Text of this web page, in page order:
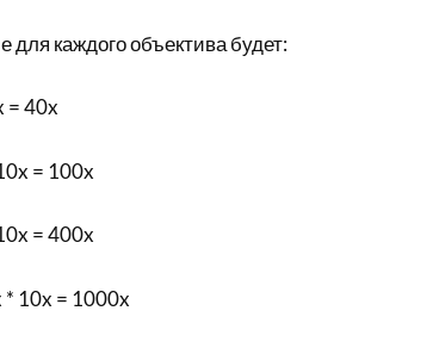
каждого объектива будет:
= 40x
= 100x
= 400x
10x = 1000x